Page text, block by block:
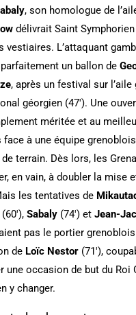
, son homologue de
délivrait Saint
vestiaires. L’attaquant
un ballon de
, après un festival sur l’aile
géorgien (47′). Une
méritée et au
face à une équipe
terrain. Dès lors, les
en vain, à doubler la mise
les tentatives de
(60′), Sabaly (74′) et Jean-
pas le portier
de Loïc Nestor(71′),
une occasion de but du Roi
y changer.